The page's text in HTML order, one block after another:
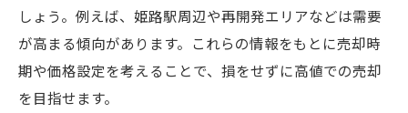
しょう。例えば、姫路駅周辺や再開発エリアなどは需要
が高まる傾向があります。これらの情報をもとに売却時
期や価格設定を考えることで、損をせずに高値での売却
を目指せます。